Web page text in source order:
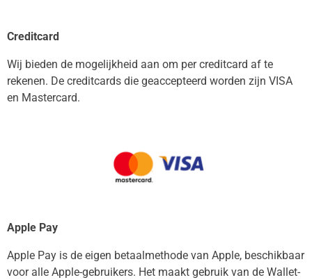
Creditcard
Wij bieden de mogelijkheid aan om per creditcard af te
rekenen. De creditcards die geaccepteerd worden zijn VISA
en Mastercard.
Apple Pay
Apple Pay is de eigen betaalmethode van Apple, beschikbaar
voor alle Apple-gebruikers. Het maakt gebruik van de Wallet-